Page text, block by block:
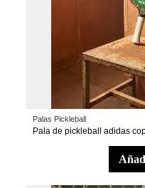
Palas Pickleball
Pala de pickleball adidas